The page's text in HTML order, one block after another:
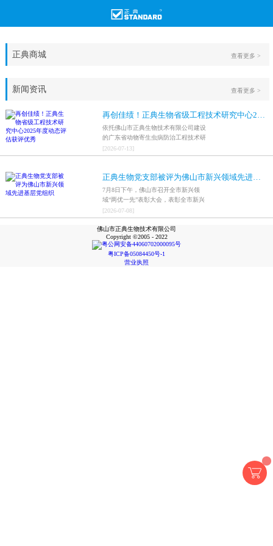
正典商城 查看更多 >
新闻资讯
再创佳绩！正典生物省级工程技术研究中心2025年度动态评估获评优秀
依托佛山市正典生物技术有限公司建设
的广东省动物寄生虫病防治工程技术研
究中心，在全省参评科研平台中综合表
现突出，成功获评最高评价等级“优
[2026-07-13]
正典生物党支部被评为佛山市新兴领域先进基层党组织
7月8日下午，佛山市召开全市新兴领
域“两优一先”表彰大会，表彰全市新兴
领域优秀共产党员、优秀党务工作者和
先进基层党组织，中共佛山市正典生物
技术有限公司支部委员会被评为佛山市
新兴领域先进基层党组织。
[2026-07-08]
查看更多 >
佛山市正典生物技术有限公司
Copyright ©2005 - 2022
粤公网安备44060702000095号
粤ICP备05084450号-1
营业执照